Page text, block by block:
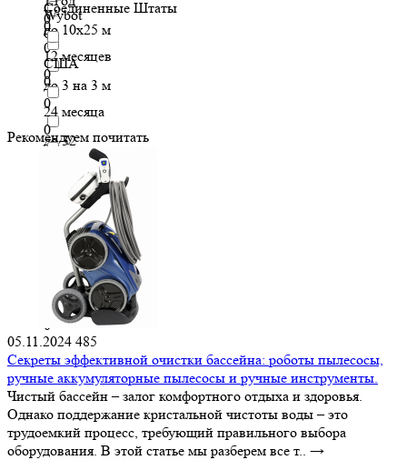
до 10х25 м
0
до 3 на 3 м
0
до 32
до 35
до 50
до 50 метров
0
Wybot
0
Соединенные Штаты
0
США
0
0
12 месяцев
0
24 месяца
0
36 месяцев
Рекомендуем почитать
05.11.2024 485
Секреты эффективной очистки бассейна: роботы пылесосы,
ручные аккумуляторные пылесосы и ручные инструменты.
Чистый бассейн – залог комфортного отдыха и здоровья.
Однако поддержание кристальной чистоты воды – это
трудоемкий процесс, требующий правильного выбора
оборудования. В этой статье мы разберем все т.. →